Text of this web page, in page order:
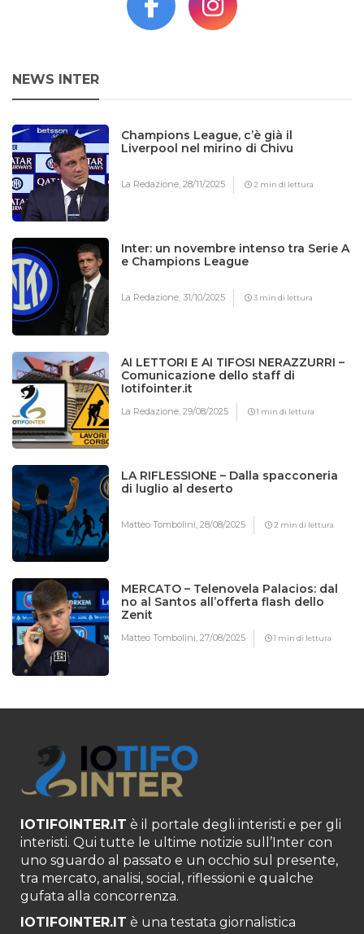
NEWS INTER
Champions League, c’è già il
Liverpool nel mirino di Chivu
La Redazione,28/11/2025 2 min di lettura
Inter: un novembre intenso tra Serie A
e Champions League
La Redazione,31/10/2025 3 min di lettura
AI LETTORI E AI TIFOSI NERAZZURRI –
Comunicazione dello staff di
Iotifointer.it
La Redazione,29/08/2025 1 min di lettura
LA RIFLESSIONE – Dalla spacconeria
di luglio al deserto
Matteo Tombolini,28/08/2025 2 min di lettura
MERCATO – Telenovela Palacios: dal
no al Santos all’offerta flash dello
Zenit
Matteo Tombolini,27/08/2025 1 min di lettura
IOTIFOINTER.IT è il portale degli interisti e per gli
interisti. Qui tutte le ultime notizie sull’Inter con
uno sguardo al passato e un occhio sul presente,
tra mercato, analisi, social, riflessioni e qualche
gufata alla concorrenza.
IOTIFOINTER.IT è una testata giornalistica